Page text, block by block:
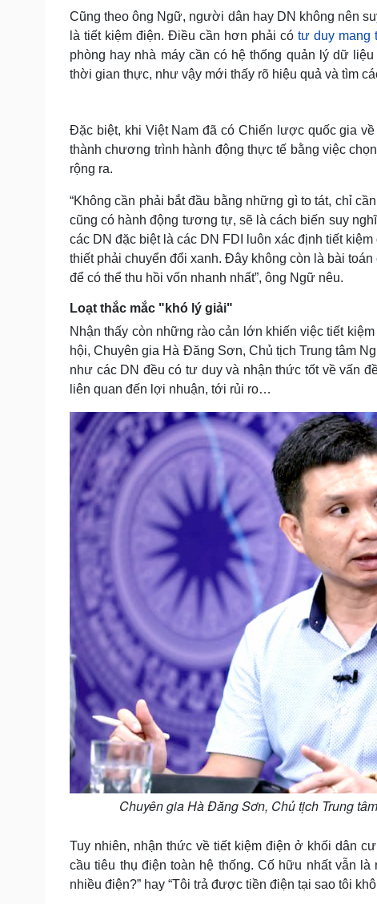
Cũng theo ông Ngữ, người dân hay DN không nên
là tiết kiệm điện. Điều cần hơn phải có tư duy mang
phòng hay nhà máy cần có hệ thống quản lý dữ
thời gian thực, như vậy mới thấy rõ hiệu quả và tìm
Đặc biệt, khi Việt Nam đã có Chiến lược quốc gia
thành chương trình hành động thực tế bằng việc
rộng ra.
“Không cần phải bắt đầu bằng những gì to tát, chỉ
cũng có hành động tương tự, sẽ là cách biến suy
các DN đặc biệt là các DN FDI luôn xác định tiết
thiết phải chuyển đổi xanh. Đây không còn là bài
để có thể thu hồi vốn nhanh nhất”, ông Ngữ nêu.
Loạt thắc mắc "khó lý giải"
Nhận thấy còn những rào cản lớn khiến việc tiết
hội, Chuyên gia Hà Đăng Sơn, Chủ tịch Trung tâm
như các DN đều có tư duy và nhận thức tốt về vấn
liên quan đến lợi nhuận, tới rủi ro…
Chuyên gia Hà Đăng Sơn, Chủ tịch Trung
Tuy nhiên, nhận thức về tiết kiệm điện ở khối dân
cầu tiêu thụ điện toàn hệ thống. Cố hữu nhất vẫn
nhiều điện?” hay “Tôi trả được tiền điện tại sao tôi